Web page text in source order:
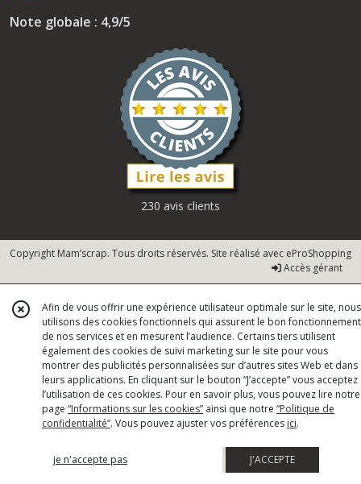
Note globale : 4,9/5
230 avis clients
Copyright Mam’scrap. Tous droits réservés. Site réalisé avec eProShopping
Accès gérant
Afin de vous offrir une expérience utilisateur optimale sur le site, nous
utilisons des cookies fonctionnels qui assurent le bon fonctionnement
de nos services et en mesurent l’audience. Certains tiers utilisent
également des cookies de suivi marketing sur le site pour vous
montrer des publicités personnalisées sur d’autres sites Web et dans
leurs applications. En cliquant sur le bouton “J’accepte” vous acceptez
l’utilisation de ces cookies. Pour en savoir plus, vous pouvez lire notre
page “Informations sur les cookies” ainsi que notre “Politique de
confidentialité“. Vous pouvez ajuster vos préférences ici.
je n'accepte pas J'ACCEPTE